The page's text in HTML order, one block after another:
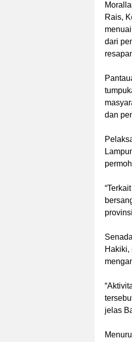
Rais,
dari
dan
Hakiki,
jelas